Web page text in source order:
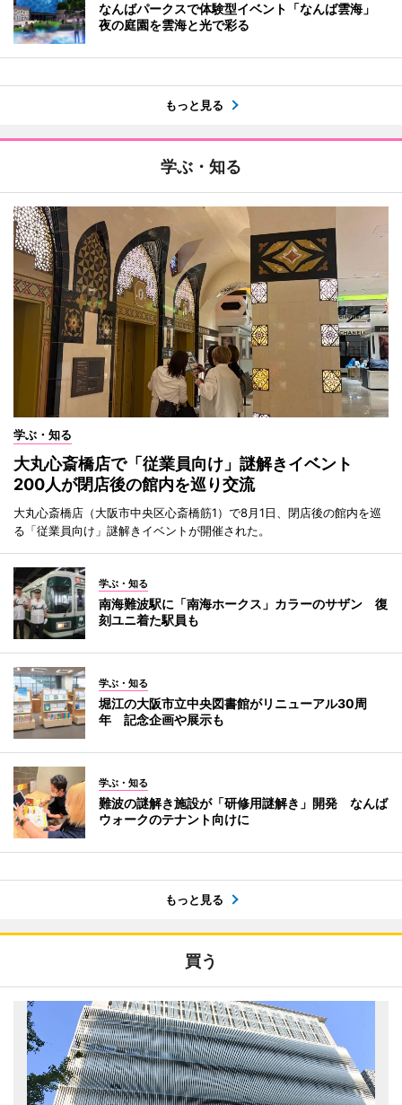
なんばパークスで体験型イベント「なんば雲海」
夜の庭園を雲海と光で彩る
もっと見る
学ぶ・知る
学ぶ・知る
大丸心斎橋店で「従業員向け」謎解きイベント
200人が閉店後の館内を巡り交流
大丸心斎橋店（大阪市中央区心斎橋筋1）で8月1日、閉店後の館内を巡
る「従業員向け」謎解きイベントが開催された。
学ぶ・知る
南海難波駅に「南海ホークス」カラーのサザン 復
刻ユニ着た駅員も
学ぶ・知る
堀江の大阪市立中央図書館がリニューアル30周
年 記念企画や展示も
学ぶ・知る
難波の謎解き施設が「研修用謎解き」開発 なんば
ウォークのテナント向けに
もっと見る
買う